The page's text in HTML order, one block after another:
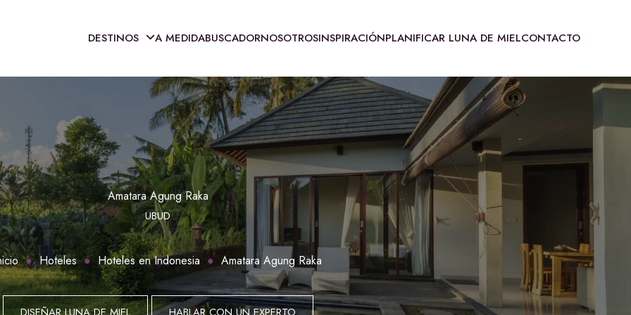
DESTINOS A MEDIDABUSCADORNOSOTROSINSPIRACIÓNPLANIFICAR LUNA DE MIELCONTACTO
Amatara Agung Raka
UBUD
Hoteles Hoteles en Indonesia Amatara Agung Raka